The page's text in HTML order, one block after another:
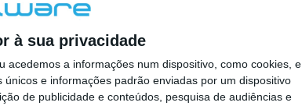
à sua privacidade
acedemos a informações num dispositivo, como cookies, e
e informações padrão enviadas por um dispositivo
de publicidade e conteúdos, pesquisa de audiências e
telefonia satélite: a
numa estrutura móvel e
cabeça do utilizador. O
orientação interna das